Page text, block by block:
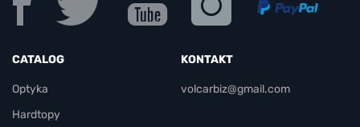
CATALOG
Optyka
Hardtopy
KONTAKT
volcarbiz@gmail.com